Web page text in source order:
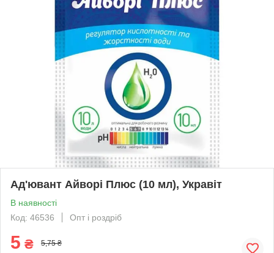
Ад'ювант Айворі Плюс (10 мл), Укравіт
В наявності
Код: 46536
Опт і роздріб
5 ₴ 5,75 ₴